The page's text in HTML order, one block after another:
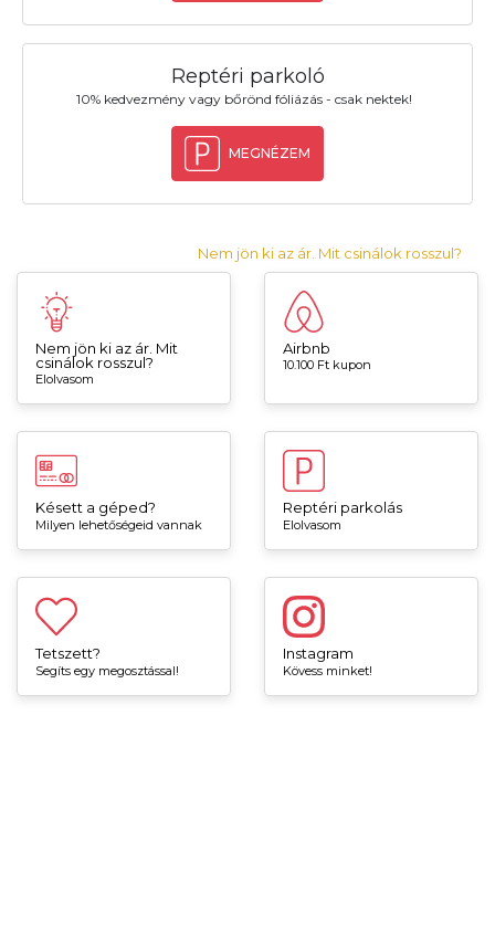
Reptéri parkoló
10% kedvezmény vagy bőrönd fóliázás - csak nektek!
MEGNÉZEM
Nem jön ki az ár. Mit csinálok rosszul?
Nem jön ki az ár. Mit
csinálok rosszul?
Elolvasom
Airbnb
10.100 Ft kupon
Késett a géped?
Milyen lehetőségeid vannak
Reptéri parkolás
Elolvasom
Tetszett?
Segíts egy megosztással!
Instagram
Kövess minket!